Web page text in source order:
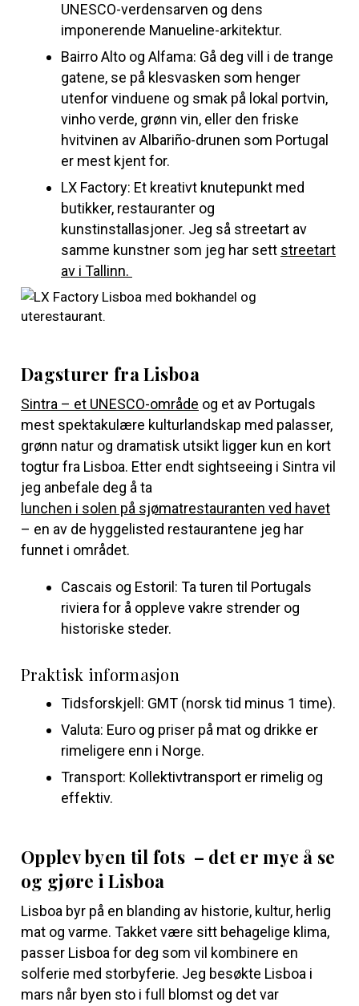
UNESCO-verdensarven og dens
imponerende Manueline-arkitektur.
Bairro Alto og Alfama: Gå deg vill i de trange
gatene, se på klesvasken som henger
utenfor vinduene og smak på lokal portvin,
vinho verde, grønn vin, eller den friske
hvitvinen av Albariño-drunen som Portugal
er mest kjent for.
LX Factory: Et kreativt knutepunkt med
butikker, restauranter og
kunstinstallasjoner. Jeg så streetart av
samme kunstner som jeg har sett streetart
av i Tallinn.
Dagsturer fra Lisboa
Sintra – et UNESCO-område og et av Portugals
mest spektakulære kulturlandskap med palasser,
grønn natur og dramatisk utsikt ligger kun en kort
togtur fra Lisboa. Etter endt sightseeing i Sintra vil
jeg anbefale deg å ta
lunchen i solen på sjømatrestauranten ved havet
– en av de hyggelisted restaurantene jeg har
funnet i området.
Cascais og Estoril: Ta turen til Portugals
riviera for å oppleve vakre strender og
historiske steder.
Praktisk informasjon
Tidsforskjell: GMT (norsk tid minus 1 time).
Valuta: Euro og priser på mat og drikke er
rimeligere enn i Norge.
Transport: Kollektivtransport er rimelig og
effektiv.
Opplev byen til fots – det er mye å se
og gjøre i Lisboa
Lisboa byr på en blanding av historie, kultur, herlig
mat og varme. Takket være sitt behagelige klima,
passer Lisboa for deg som vil kombinere en
solferie med storbyferie. Jeg besøkte Lisboa i
mars når byen sto i full blomst og det var